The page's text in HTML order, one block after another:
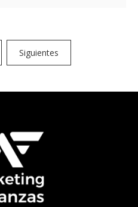
Siguientes